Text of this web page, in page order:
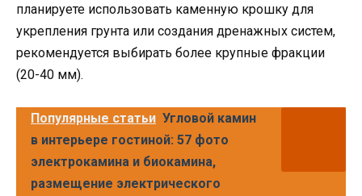
планируете использовать каменную крошку для
укрепления грунта или создания дренажных систем,
рекомендуется выбирать более крупные фракции
(20-40 мм).
Популярные статьи Угловой камин
в интерьере гостиной: 57 фото
электрокамина и биокамина,
размещение электрического